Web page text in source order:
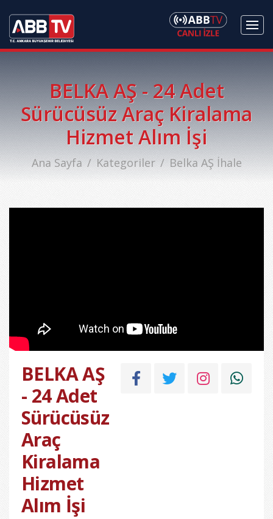
BELKA AŞ - 24 Adet
Sürücüsüz Araç Kiralama
Hizmet Alım İşi
Ana Sayfa Kategoriler Belka AŞ İhale
BELKA AŞ
- 24 Adet
Sürücüsüz
Araç
Kiralama
Hizmet
Alım İşi